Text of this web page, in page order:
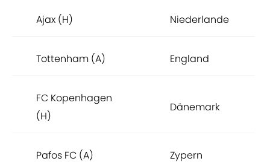
Ajax (H) Niederlande
Tottenham (A) England
FC Kopenhagen
(H)
Dänemark
Pafos FC (A) Zypern